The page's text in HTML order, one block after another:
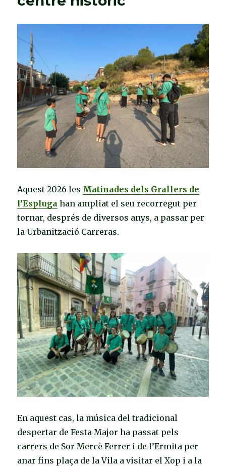
emocionen
any
Aquest 2026 les Matinades dels Grallers de
l’Espluga han ampliat el seu recorregut per
tornar, després de diversos anys, a passar per
la Urbanització Carreras.
En aquest cas, la música del tradicional
despertar de Festa Major ha passat pels
carrers de Sor Mercè Ferrer i de l’Ermita per
anar fins plaça de la Vila a visitar el Xop i a la